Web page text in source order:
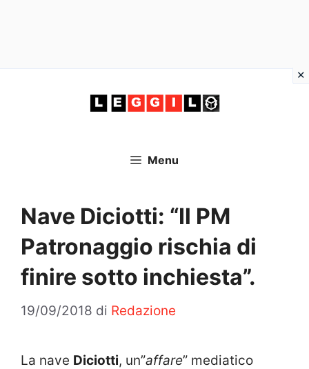
Menu
Nave Diciotti: “Il PM
Patronaggio rischia di
finire sotto inchiesta”.
19/09/2018 di Redazione
La nave Diciotti, un”affare” mediatico